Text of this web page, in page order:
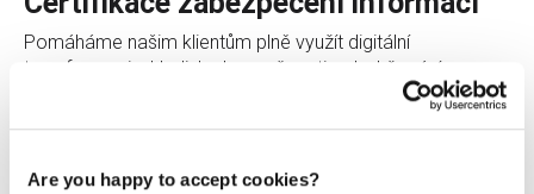
Are you happy to accept cookies?
Pomáháme našim klientům plně využít digitální
transformaci z hlediska bezpečnosti a dodržování
předpisů. Pro Revolgy je to jedna z klíčových součástí
CERTIFIKACE ISMS